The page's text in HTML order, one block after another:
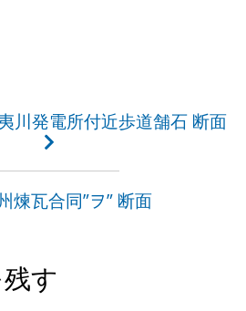
川発電所付近歩道舗石 断面
煉瓦合同”ヲ” 断面
す